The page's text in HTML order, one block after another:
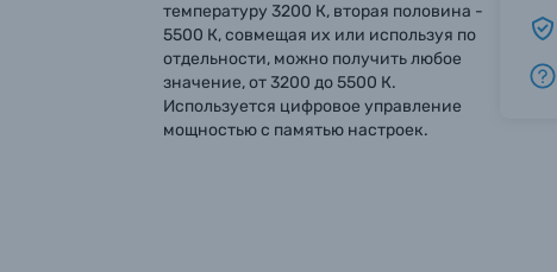
температуру 3200 К, вторая половина -
5500 К, совмещая их или используя по
отдельности, можно получить любое
значение, от 3200 до 5500 К.
Используется цифровое управление
мощностью с памятью настроек.